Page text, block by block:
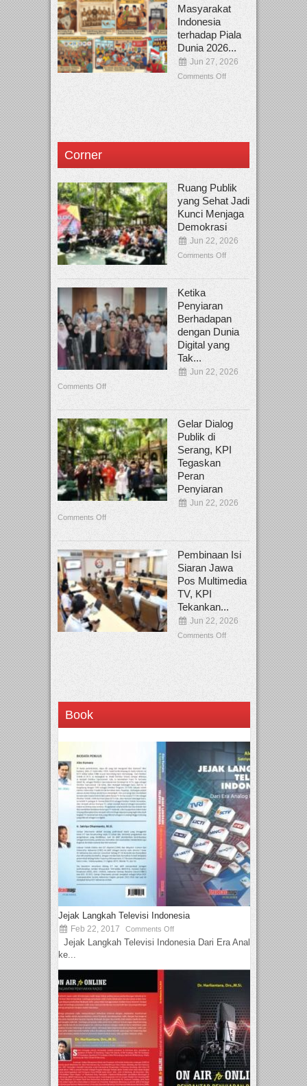
Masyarakat
Indonesia
terhadap Piala
Dunia 2026...
Jun 27, 2026
Comments Off
Corner
Ruang Publik
yang Sehat Jadi
Kunci Menjaga
Demokrasi
Jun 22, 2026
Comments Off
Ketika
Penyiaran
Berhadapan
dengan Dunia
Digital yang
Tak...
Jun 22, 2026
Comments Off
Gelar Dialog
Publik di
Serang, KPI
Tegaskan
Peran
Penyiaran
Jun 22, 2026
Comments Off
Pembinaan Isi
Siaran Jawa
Pos Multimedia
TV, KPI
Tekankan...
Jun 22, 2026
Comments Off
Book
Jejak Langkah Televisi Indonesia
Feb 22, 2017 Comments Off
Jejak Langkah Televisi Indonesia Dari Era Analog
ke...